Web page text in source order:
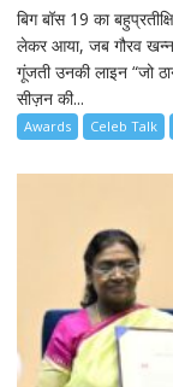
बिग बॉस 19 का
लेकर आया, जब गौरव
गूंजती उनकी लाइन “जो
सीज़न की...
Awards Celeb Talk